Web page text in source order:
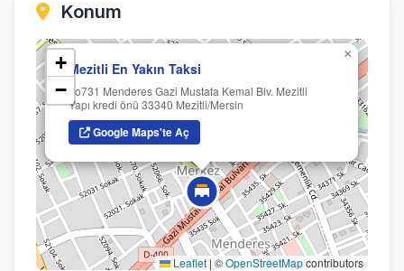
Konum
Mezitli En Yakın Taksi
no731 Menderes Gazi Mustafa Kemal Blv. Mezitli
Yapı kredi önü 33340 Mezitli/Mersin
Google Maps'te Aç
×
+
−
Leaflet | ©OpenStreetMapcontributors